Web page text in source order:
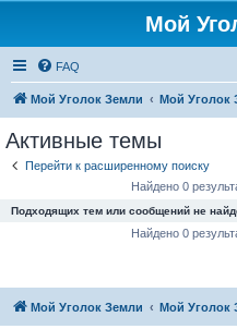
Мой
FAQ
Мой Уголок Земли Мой Уголок
Активные темы
Перейти к расширенному поиску
Найдено 0
Подходящих тем или сообщений не
Найдено 0
Мой Уголок Земли Мой Уголок